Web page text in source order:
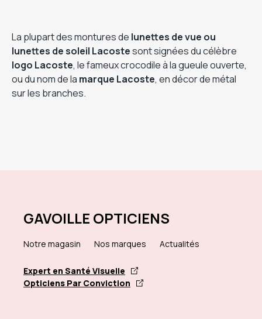
La plupart des montures de lunettes de vue ou
lunettes de soleil Lacostesont signées du célèbre
logo Lacoste, le fameux crocodile à la gueule ouverte,
ou du nom de la marque Lacoste, en décor de métal
sur les branches.
GAVOILLE OPTICIENS
Notre magasin Nos marques Actualités
Expert en Santé Visuelle
Opticiens Par Conviction